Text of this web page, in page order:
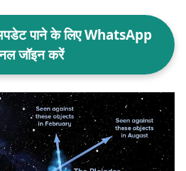
पाने के लिए WhatsApp
जॉइन करें